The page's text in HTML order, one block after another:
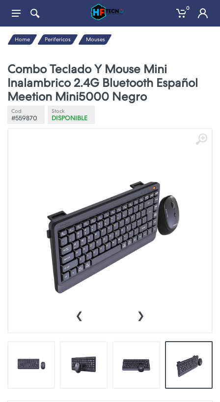
0
Home Perifericos Mouses
Combo Teclado Y Mouse Mini
Inalambrico 2.4G Bluetooth Español
Meetion Mini5000 Negro
Cod
#559870
Stock
DISPONIBLE
‹ ›